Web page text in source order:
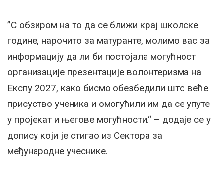
”С обзиром на то да се ближи крај школске
године, нарочито за матуранте, молимо вас за
информацију да ли би постојала могућност
организације презентације волонтеризма на
Експу 2027, како бисмо обезбедили што веће
присуство ученика и омогућили им да се упуте
у пројекат и његове могућности.“ – додаје се у
допису који је стигао из Сектора за
међународне учеснике.